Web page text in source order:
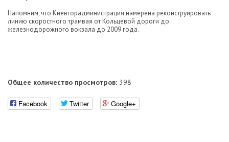
Напомним, что Киевгорадминистрация намерена реконструировать
линию скоростного трамвая от Кольцевой дороги до
железнодорожного вокзала до 2009 года.
Общее количество просмотров: 398
Facebook Twitter Google+